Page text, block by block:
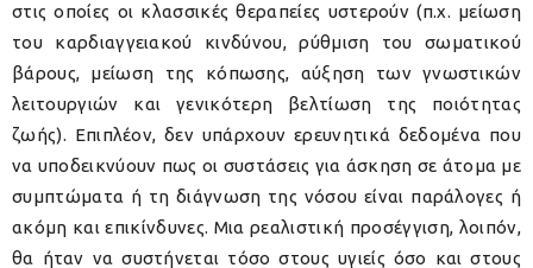
στις οποίες οι κλασσικές θεραπείες υστερούν (π.χ. μείωση
του καρδιαγγειακού κινδύνου, ρύθμιση του σωματικού
βάρους, μείωση της κόπωσης, αύξηση των γνωστικών
λειτουργιών και γενικότερη βελτίωση της ποιότητας
ζωής). Επιπλέον, δεν υπάρχουν ερευνητικά δεδομένα που
να υποδεικνύουν πως οι συστάσεις για άσκηση σε άτομα με
συμπτώματα ή τη διάγνωση της νόσου είναι παράλογες ή
ακόμη και επικίνδυνες. Μια ρεαλιστική προσέγγιση, λοιπόν,
θα ήταν να συστήνεται τόσο στους υγιείς όσο και στους